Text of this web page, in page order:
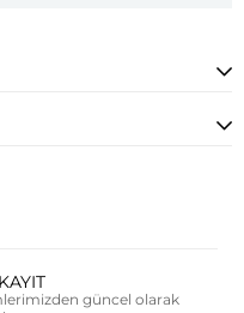
güncel olarak